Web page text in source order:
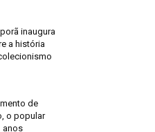
inaugura
a história
de
o popular
anos